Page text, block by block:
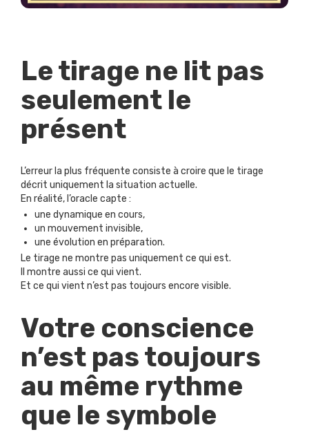
Le tirage ne lit pas
seulement le
présent
L’erreur la plus fréquente consiste à croire que le tirage
décrit uniquement la situation actuelle.
En réalité, l’oracle capte :
une dynamique en cours,
un mouvement invisible,
une évolution en préparation.
Le tirage ne montre pas uniquement ce qui est.
Il montre aussi ce qui vient.
Et ce qui vient n’est pas toujours encore visible.
Votre conscience
n’est pas toujours
au même rythme
que le symbole